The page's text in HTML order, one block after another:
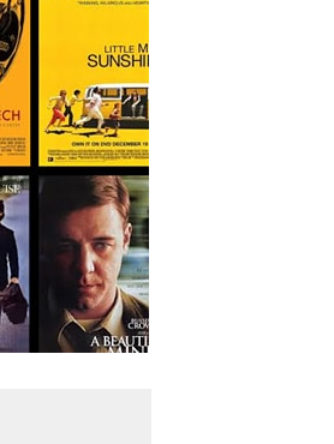
Sat Binmas Polresta Sidoarjo
Perkuat Sinergi dengan
Masyarakat Melalui Curhat
Kamtibmas